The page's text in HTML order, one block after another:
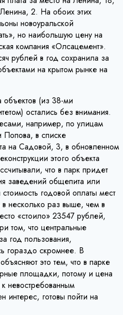
2. На обоих этих
новоуральской
но наибольшую цену на
компания «Олсацемент».
рублей в год сохранила за
на крытом рынке на
объектов (из 38-ми
остались без внимания.
например, по улицам
Попова, в списке
на Садовой, 3, в обновленном
этого объекта
что в парк придет
заведений общепита или
годовой оплаты мест
несколько раз выше, чем в
«стоило» 23547 рублей,
том, что центральные
год пользования,
гораздо скромнее. В
это тем, что в парке
площадки, потому и цена
невостребованным
интерес, готовы пойти на